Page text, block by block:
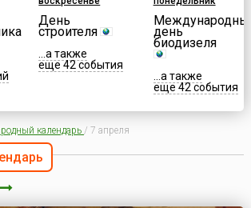
День
строителя
...а также
еще 42 события
день
биодизеля
...а также
еще 42 события
календарь / 7 апреля